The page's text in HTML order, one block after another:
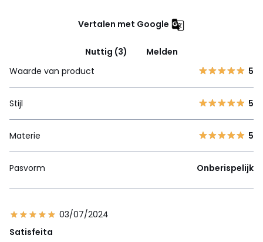
Vertalen met Google
Nuttig (3)
Melden
Waarde van product
5
Stijl 5
Materie 5
Pasvorm Onberispelijk
03/07/2024
Satisfeita